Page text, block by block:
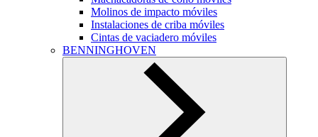
Molinos de impacto móviles
Instalaciones de criba móviles
Cintas de vaciadero móviles
BENNINGHOVEN